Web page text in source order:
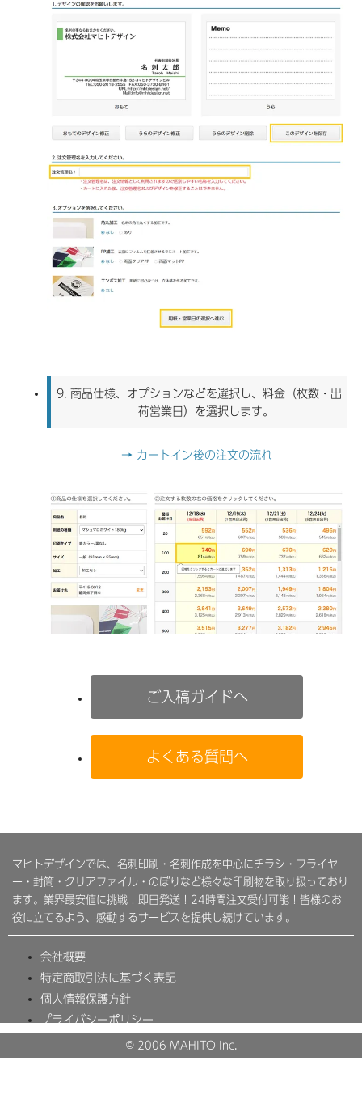
9.
商品仕様、オプションなどを選択し、料金（枚数・出
荷営業日）を選択します。
→ カートイン後の注文の流れ
ご入稿ガイドへ
よくある質問へ
マヒトデザインでは、名刺印刷・名刺作成を中心にチラシ・フライヤ
ー・封筒・クリアファイル・のぼりなど様々な印刷物を取り扱っており
ます。業界最安値に挑戦！即日発送！24時間注文受付可能！皆様のお
役に立てるよう、感動するサービスを提供し続けています。
会社概要
特定商取引法に基づく表記
個人情報保護方針
プライバシーポリシー
© 2006 MAHITO Inc.